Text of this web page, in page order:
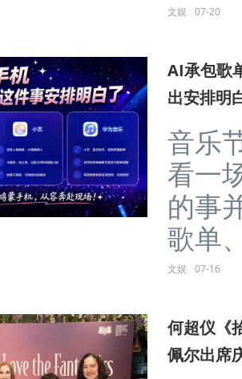
文娱 07-20
AI承包歌
出安排明
音乐
看一
的事
歌单
文娱 07-16
何超仪《
佩尔出席